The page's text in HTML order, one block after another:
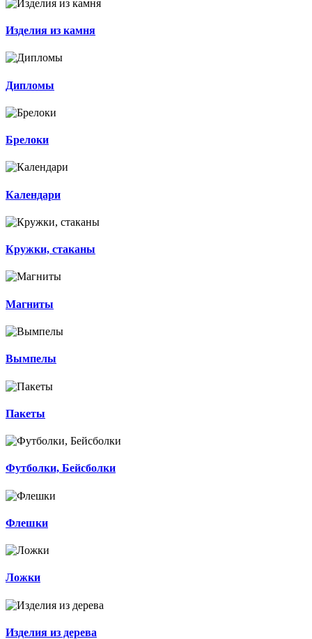
Изделия из камня
Дипломы
Брелоки
Календари
Кружки, стаканы
Магниты
Вымпелы
Пакеты
Футболки, Бейсболки
Флешки
Ложки
Изделия из дерева